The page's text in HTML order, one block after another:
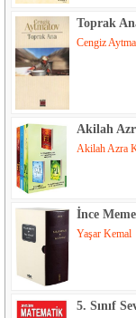
Toprak
Cengiz
Akilah
Akilah Azra
İnce
Yaşar Kemal
5. Sınıf